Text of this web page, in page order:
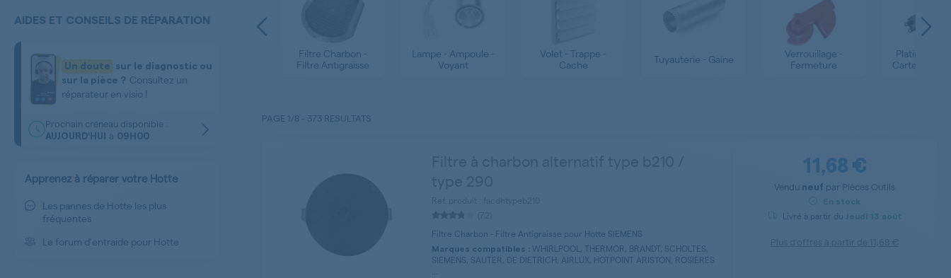
Element de Fixation
Filtre Charbon -
Filtre Antigraisse
Lampe - Ampoule -
Voyant
Volet - Trappe -
Cache
Tuyauterie - Gaine
Verrouillage -
Fermeture
Platine -
Carte
AIDES ET CONSEILS DE RÉPARATION
Un doute
sur le diagnostic ou
sur la pièce ? Consultez un
réparateur en visio !
Prochain créneau disponible :
AUJOURD'HUI à 09H00
Apprenez à réparer votre Hotte
Les pannes de Hotte les plus
fréquentes
Le forum d'entraide pour Hotte
PAGE 1/8 - 373 RESULTATS
Filtre Charbon - Filtre Antigraisse pour Hotte SIEMENS
Marques compatibles : WHIRLPOOL, THERMOR, BRANDT, SCHOLTES,
SIEMENS, SAUTER, DE DIETRICH, AIRLUX, HOTPOINT ARISTON, ROSIERES
...
11,68 €
Vendu neuf par Pièces Outils
En stock
Livré à partir du Jeudi 13 août